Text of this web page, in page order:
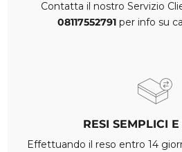
Contatta il nostro Servizio
08117552791 per info su
RESI SEMPLICI
Effettuando il reso entro 14